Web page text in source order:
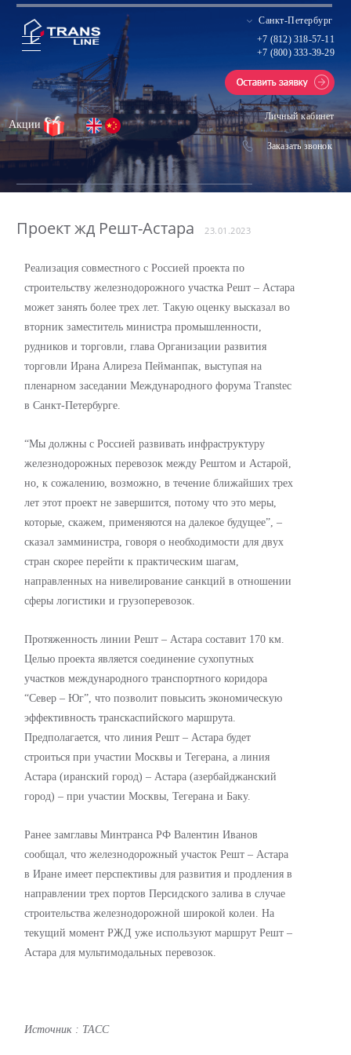
Санкт-Петербург
Заказать звонок
+7 (812) 318-57-11
+7 (800) 333-39-29
Личный кабинет
Акции
Проект жд Решт-Астара 23.01.2023
Реализация совместного с Россией проекта по
строительству железнодорожного участка Решт – Астара
может занять более трех лет. Такую оценку высказал во
вторник заместитель министра промышленности,
рудников и торговли, глава Организации развития
торговли Ирана Алиреза Пейманпак, выступая на
пленарном заседании Международного форума Transtec
в Санкт-Петербурге.
“Мы должны с Россией развивать инфраструктуру
железнодорожных перевозок между Рештом и Астарой,
но, к сожалению, возможно, в течение ближайших трех
лет этот проект не завершится, потому что это меры,
которые, скажем, применяются на далекое будущее”, –
сказал замминистра, говоря о необходимости для двух
стран скорее перейти к практическим шагам,
направленных на нивелирование санкций в отношении
сферы логистики и грузоперевозок.
Протяженность линии Решт – Астара составит 170 км.
Целью проекта является соединение сухопутных
участков международного транспортного коридора
“Север – Юг”, что позволит повысить экономическую
эффективность транскаспийского маршрута.
Предполагается, что линия Решт – Астара будет
строиться при участии Москвы и Тегерана, а линия
Астара (иранский город) – Астара (азербайджанский
город) – при участии Москвы, Тегерана и Баку.
Ранее замглавы Минтранса РФ Валентин Иванов
сообщал, что железнодорожный участок Решт – Астара
в Иране имеет перспективы для развития и продления в
направлении трех портов Персидского залива в случае
строительства железнодорожной широкой колеи. На
текущий момент РЖД уже используют маршрут Решт –
Астара для мультимодальных перевозок.
Источник : ТАСС